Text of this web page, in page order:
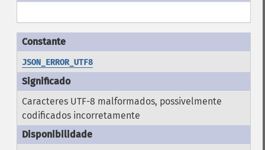
JSON_ERROR_UTF8
Caracteres UTF-8 malformados, possivelmente
codificados incorretamente